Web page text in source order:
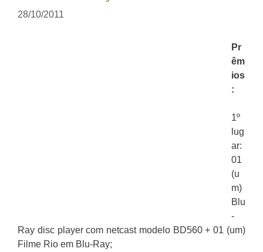
28/10/2011
Pr
êm
ios
:
1º
lug
ar:
01
(u
m)
Blu
-
Ray disc player com netcast modelo BD560 + 01 (um)
Filme Rio em Blu-Ray;